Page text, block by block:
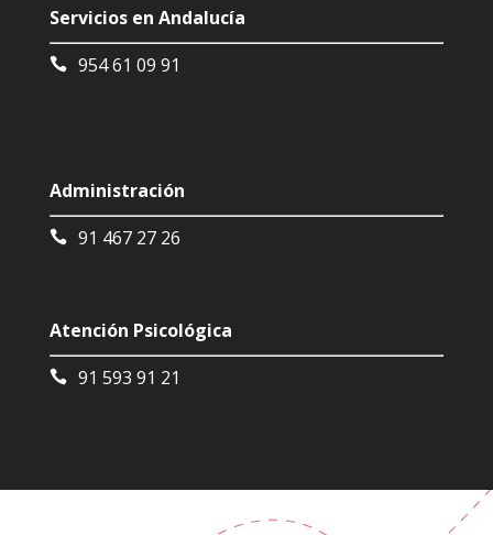
Servicios en Andalucía
954 61 09 91
Administración
91 467 27 26
Atención Psicológica
91 593 91 21